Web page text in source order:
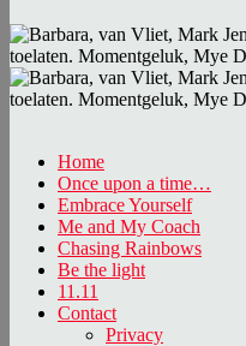
Home
Once upon a time…
Embrace Yourself
Me and My Coach
Chasing Rainbows
Be the light
11.11
Contact
Privacy